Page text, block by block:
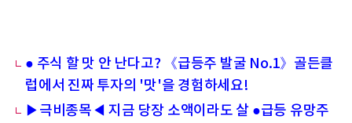
● 주식 할 맛 안 난다고? 《급등주 발굴 No.1》골든클
럽에서 진짜 투자의 '맛'을 경험하세요!
▶극비종목◀ 지금 당장 소액이라도 살 ●급등 유망주